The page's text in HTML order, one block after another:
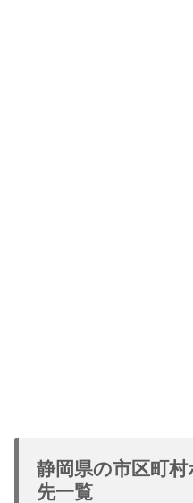
静岡県の市区町
先一覧